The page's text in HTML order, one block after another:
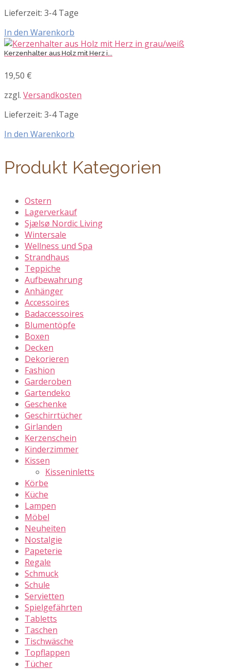
Lieferzeit: 3-4 Tage
In den Warenkorb
Kerzenhalter aus Holz mit Herz i...
19,50 €
zzgl. Versandkosten
Lieferzeit: 3-4 Tage
In den Warenkorb
Produkt Kategorien
Ostern
Lagerverkauf
Sjælsø Nordic Living
Wintersale
Wellness und Spa
Strandhaus
Teppiche
Aufbewahrung
Anhänger
Accessoires
Badaccessoires
Blumentöpfe
Boxen
Decken
Dekorieren
Fashion
Garderoben
Gartendeko
Geschenke
Geschirrtücher
Girlanden
Kerzenschein
Kinderzimmer
Kissen
Kisseninletts
Körbe
Küche
Lampen
Möbel
Neuheiten
Nostalgie
Papeterie
Regale
Schmuck
Schule
Servietten
Spielgefährten
Tabletts
Taschen
Tischwäsche
Topflappen
Tücher